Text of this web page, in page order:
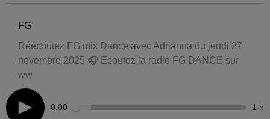
FG
Réécoutez FG mix Dance avec Adrianna du jeudi 27
novembre 2025 🎧 Ecoutez la radio FG DANCE sur
ww
0:00 1 h